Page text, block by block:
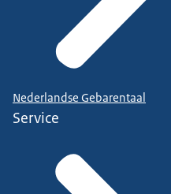
Nederlandse Gebarentaal
Service